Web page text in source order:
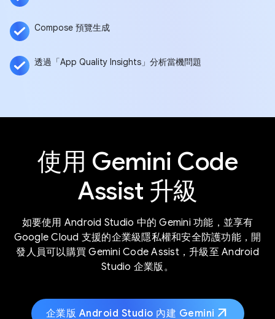
Compose 預覽生成
透過「App Quality Insights」分析當機問題
使用 Gemini Code
Assist 升級
如要使用 Android Studio 中的 Gemini 功能，並享有
Google Cloud 支援的企業級隱私權和安全防護功能，開
發人員可以購買 Gemini Code Assist，升級至 Android
Studio 企業版。
企業版 Android Studio 內建 Gemini arrow_outward